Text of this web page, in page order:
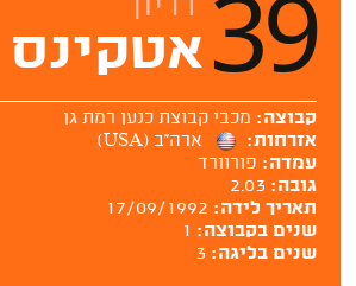
39 דריון
אטקינס
קבוצה: מכבי קבוצת כנען רמת גן
אזרחות:
ארה''ב (USA)
עמדה: פורוורד
גובה: 2.03
תאריך לידה: 17/09/1992
שנים בקבוצה: 1
שנים בליגה: 3